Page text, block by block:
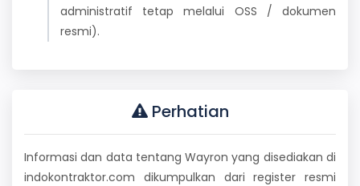
administratif tetap melalui OSS / dokumen
resmi).
Perhatian
Informasi dan data tentang Wayron yang disediakan di
indokontraktor.com dikumpulkan dari register resmi